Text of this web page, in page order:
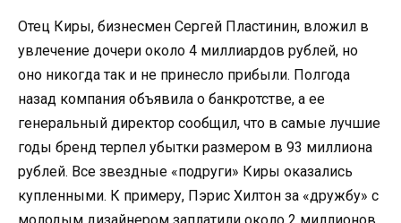
Отец Киры, бизнесмен Сергей Пластинин, вложил в
увлечение дочери около 4 миллиардов рублей, но
оно никогда так и не принесло прибыли. Полгода
назад компания объявила о банкротстве, а ее
генеральный директор сообщил, что в самые лучшие
годы бренд терпел убытки размером в 93 миллиона
рублей. Все звездные «подруги» Киры оказались
купленными. К примеру, Пэрис Хилтон за «дружбу» с